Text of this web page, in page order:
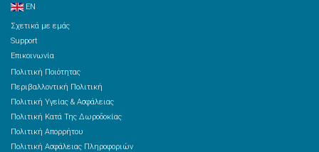
EN
Σχετικά με εμάς
Support
Επικοινωνία
Πολιτική Ποιότητας
Περιβαλλοντική Πολιτική
Πολιτική Υγείας & Ασφάλειας
Πολιτική Κατά Της Δωροδοκίας
Πολιτική Απορρήτου
Πολιτική Ασφάλειας Πληροφοριών